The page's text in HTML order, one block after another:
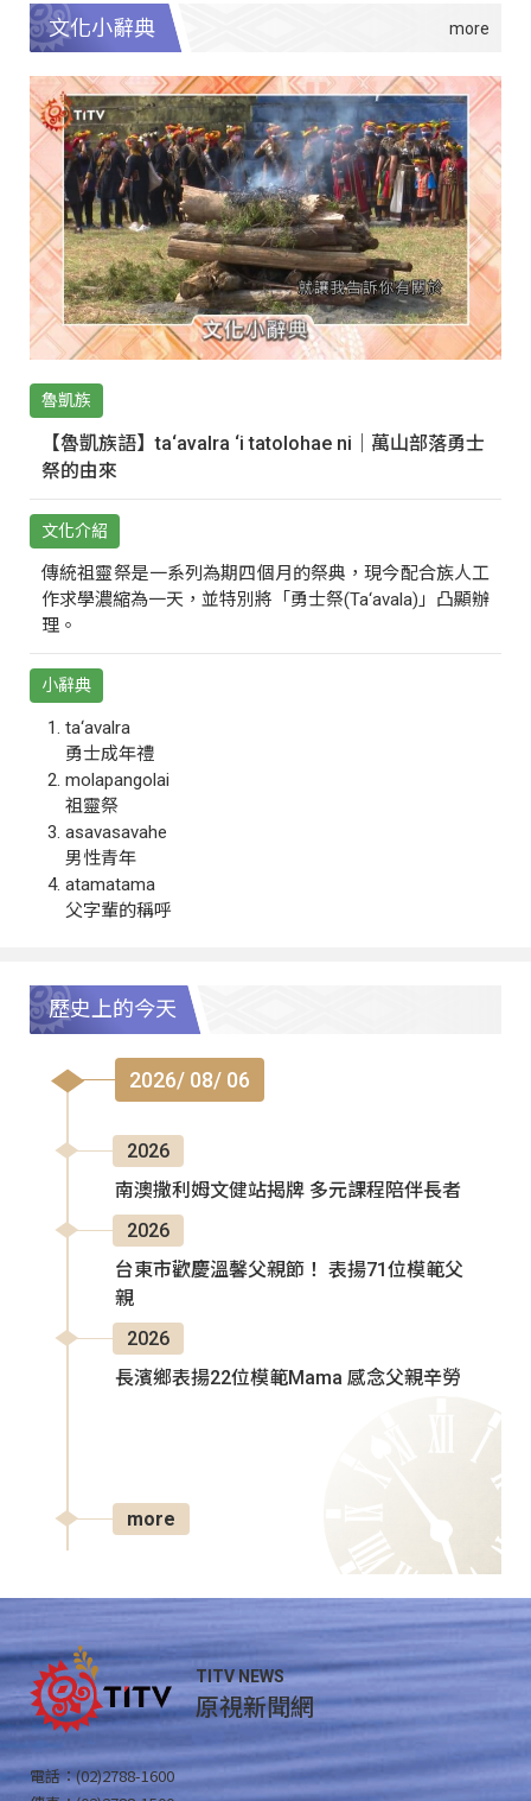
文化小辭典
魯凱族
【魯凱族語】ta‘avalra ‘i tatolohae ni｜萬山部落勇士
祭的由來
文化介紹
傳統祖靈祭是一系列為期四個月的祭典，現今配合族人工
作求學濃縮為一天，並特別將「勇士祭(Ta‘avala)」凸顯辦
理。
小辭典
ta‘avalra
勇士成年禮
molapangolai
祖靈祭
asavasavahe
男性青年
atamatama
父字輩的稱呼
歷史上的今天
2026/ 08/ 06
2026
南澳撒利姆文健站揭牌 多元課程陪伴長者
2026
台東市歡慶溫馨父親節！ 表揚71位模範父
親
2026
長濱鄉表揚22位模範Mama 感念父親辛勞
more
TITV NEWS
原視新聞網
電話：(02)2788-1600